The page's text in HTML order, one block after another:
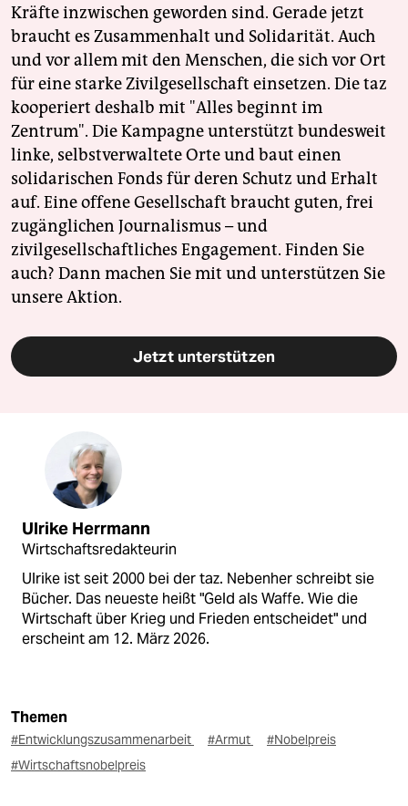
Kräfte inzwischen geworden sind. Gerade jetzt
braucht es Zusammenhalt und Solidarität. Auch
und vor allem mit den Menschen, die sich vor Ort
für eine starke Zivilgesellschaft einsetzen. Die taz
kooperiert deshalb mit "Alles beginnt im
Zentrum". Die Kampagne unterstützt bundesweit
linke, selbstverwaltete Orte und baut einen
solidarischen Fonds für deren Schutz und Erhalt
auf. Eine offene Gesellschaft braucht guten, frei
zugänglichen Journalismus – und
zivilgesellschaftliches Engagement. Finden Sie
auch? Dann machen Sie mit und unterstützen Sie
unsere Aktion.
Jetzt unterstützen
Ulrike Herrmann
Wirtschaftsredakteurin
Ulrike ist seit 2000 bei der taz. Nebenher schreibt sie
Bücher. Das neueste heißt "Geld als Waffe. Wie die
Wirtschaft über Krieg und Frieden entscheidet" und
erscheint am 12. März 2026.
Themen
#Entwicklungszusammenarbeit #Armut
#Nobelpreis
#Wirtschaftsnobelpreis